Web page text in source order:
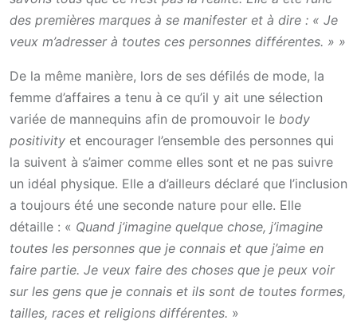
des premières marques à se manifester et à dire : « Je
veux m’adresser à toutes ces personnes différentes. » »
De la même manière, lors de ses défilés de mode, la
femme d’affaires a tenu à ce qu’il y ait une sélection
variée de mannequins afin de promouvoir le body
positivity et encourager l’ensemble des personnes qui
la suivent à s’aimer comme elles sont et ne pas suivre
un idéal physique. Elle a d’ailleurs déclaré que l’inclusion
a toujours été une seconde nature pour elle. Elle
détaille : « Quand j’imagine quelque chose, j’imagine
toutes les personnes que je connais et que j’aime en
faire partie. Je veux faire des choses que je peux voir
sur les gens que je connais et ils sont de toutes formes,
tailles, races et religions différentes. »